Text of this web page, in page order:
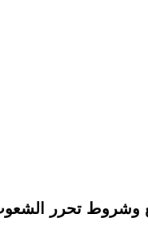
وشروط تحرر الشعوب